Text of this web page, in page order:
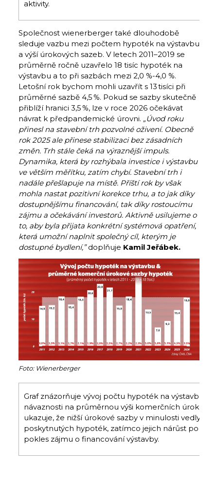
aktivity.
Společnost wienerberger také dlouhodobě
sleduje vazbu mezi počtem hypoték na výstavbu
a výší úrokových sazeb. V letech 2011–2019 se
průměrně ročně uzavřelo 18 tisíc hypoték na
výstavbu a to při sazbách mezi 2,0 %-4,0 %.
Letošní rok bychom mohli uzavřít s 13 tisíci při
průměrné sazbě 4,5 %. Pokud se sazby skutečně
přiblíží hranici 3,5 %, lze v roce 2026 očekávat
návrat k předpandemické úrovni. „Úvod roku
přinesl na stavební trh pozvolné oživení. Obecně
rok 2025 ale přinese stabilizaci bez zásadních
změn. Trh stále čeká na výraznější impuls.
Dynamika, která by rozhýbala investice i výstavbu
ve větším měřítku, zatím chybí. Stavební trh i
nadále přešlapuje na místě. Příští rok by však
mohla nastat pozitivní korekce trhu, a to jak díky
dostupnějšímu financování, tak díky rostoucímu
zájmu a očekávání investorů. Aktivně usilujeme o
to, aby byla přijata konkrétní systémová opatření,
která umožní naplnit společný cíl, kterým je
dostupné bydlení,”doplňuje Kamil Jeřábek.
Foto: Wienerberger
Graf znázorňuje vývoj počtu hypoték na výstavbu v
návaznosti na průměrnou výši komerčních
ukazuje, že nižší úrokové sazby v minulosti vedly k
poskytnutých hypoték, zatímco jejich nárůst po roce
pokles zájmu o financování výstavby.